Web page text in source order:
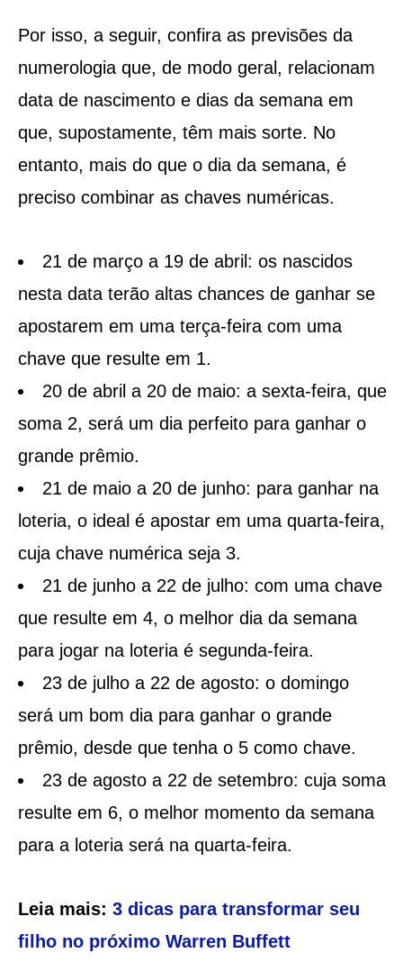
Por isso, a seguir, confira as previsões da
numerologia que, de modo geral, relacionam
data de nascimento e dias da semana em
que, supostamente, têm mais sorte. No
entanto, mais do que o dia da semana, é
preciso combinar as chaves numéricas.
21 de março a 19 de abril: os nascidos
nesta data terão altas chances de ganhar se
apostarem em uma terça-feira com uma
chave que resulte em 1.
20 de abril a 20 de maio: a sexta-feira, que
soma 2, será um dia perfeito para ganhar o
grande prêmio.
21 de maio a 20 de junho: para ganhar na
loteria, o ideal é apostar em uma quarta-feira,
cuja chave numérica seja 3.
21 de junho a 22 de julho: com uma chave
que resulte em 4, o melhor dia da semana
para jogar na loteria é segunda-feira.
23 de julho a 22 de agosto: o domingo
será um bom dia para ganhar o grande
prêmio, desde que tenha o 5 como chave.
23 de agosto a 22 de setembro: cuja soma
resulte em 6, o melhor momento da semana
para a loteria será na quarta-feira.
Leia mais: 3 dicas para transformar seu
filho no próximo Warren Buffett